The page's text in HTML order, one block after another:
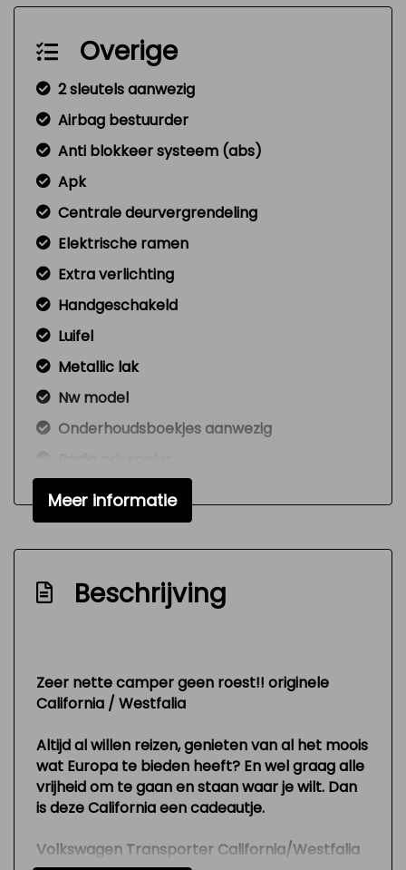
Overige
2 sleutels aanwezig
Airbag bestuurder
Anti blokkeer systeem (abs)
Apk
Centrale deurvergrendeling
Elektrische ramen
Extra verlichting
Handgeschakeld
Luifel
Metallic lak
Nw model
Onderhoudsboekjes aanwezig
Signaal vergeten verlichting
Standverwarming
Variable interval ruitenwisser
Zeer mooie en technisch goed
onderhouden auto
Buitenspiegels elektrisch verstelbaar
Lichtmetalen velgen
Trekhaak
Zijschuifdeur rechts
Interieur
Airco
Meer informatie
Beschrijving
Zeer nette camper geen roest!! originele
California / Westfalia
Altijd al willen reizen, genieten van al het moois
wat Europa te bieden heeft? En wel graag alle
vrijheid om te gaan en staan waar je wilt. Dan
is deze California een cadeautje.
Volkswagen Transporter California/Westfalia